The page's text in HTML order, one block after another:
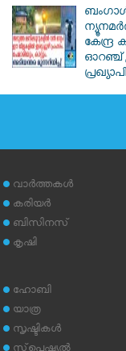
വാര്‍ത്തകള്‍
കരിയര്‍
ബിസിനസ്
കൃഷി
ഹോബി
യാത്ര
സൃഷ്ടികള്‍